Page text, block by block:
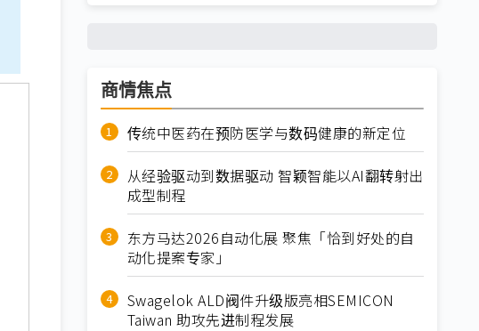
商情焦点
传统中医药在预防医学与数码健康的新定位
从经验驱动到数据驱动 智颖智能以AI翻转射出
成型制程
东方马达2026自动化展 聚焦「恰到好处的自
动化提案专家」
Swagelok ALD阀件升级版亮相SEMICON
Taiwan 助攻先进制程发展